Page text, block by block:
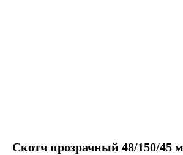
Скотч прозрачный 48/150/45